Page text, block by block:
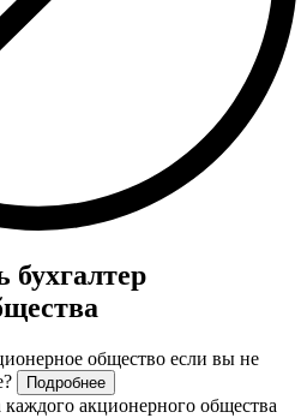
бухгалтер
общество если вы не
Подробнее
акционерного общества